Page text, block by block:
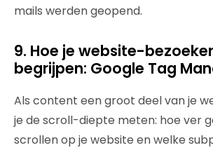
mails werden geopend.
9. Hoe je website-
begrijpen: Google Tag
Als content een groot deel van je
je de scroll-diepte meten: hoe ver
scrollen op je website en welke